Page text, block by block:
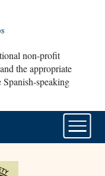
non-profit
the appropriate
Spanish-speaking